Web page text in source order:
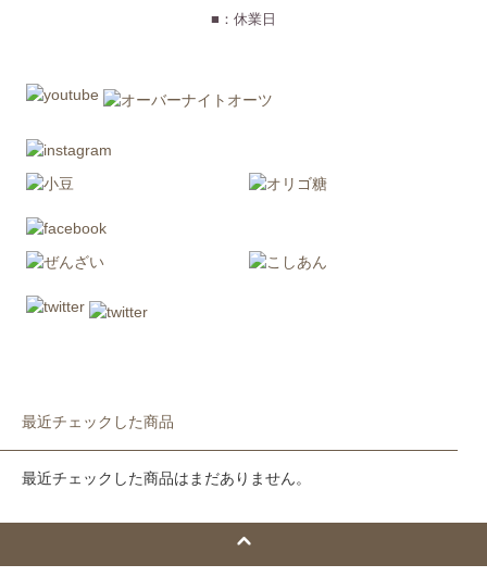
■：休業日
最近チェックした商品
最近チェックした商品はまだありません。